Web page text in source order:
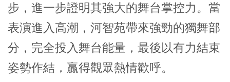
步，進一步證明其強大的舞台掌控力。當
表演進入高潮， 河智苑帶來強勁的獨舞部
分，完全投入舞台能量，最後以有力結束
姿勢作結，贏得觀眾熱情歡呼。